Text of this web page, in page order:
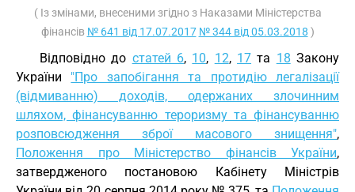
( Із змінами, внесеними згідно з Наказами Міністерства
фінансів № 641 від 17.07.2017 № 344 від 05.03.2018 )
Відповідно до статей 6, 10, 12, 17 та 18 Закону
України "Про запобігання та протидію легалізації
(відмиванню) доходів, одержаних злочинним
шляхом, фінансуванню тероризму та фінансуванню
розповсюдження зброї масового знищення",
Положення про Міністерство фінансів України,
затвердженого постановою Кабінету Міністрів